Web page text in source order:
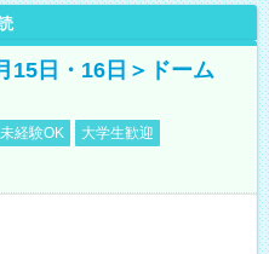
15日・16日＞ドーム
経験OK
大学生歓迎